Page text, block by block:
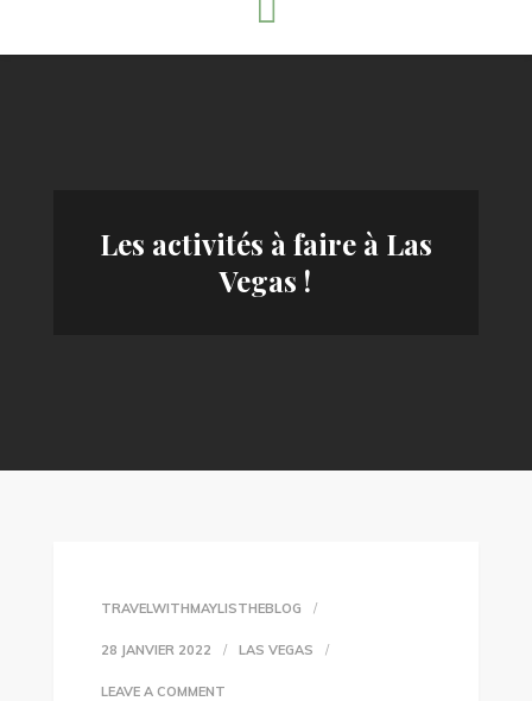
Les activités à faire à Las
Vegas !
TRAVELWITHMAYLISTHEBLOG
28 JANVIER 2022 LAS VEGAS
LEAVE A COMMENTON